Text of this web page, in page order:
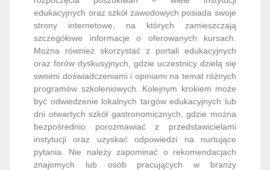
edukacyjnych oraz szkół zawodowych posiada swoje
strony internetowe, na których zamieszczają
szczegółowe informacje o oferowanych kursach.
Można również skorzystać z portali edukacyjnych
oraz forów dyskusyjnych, gdzie uczestnicy dzielą się
swoimi doświadczeniami i opiniami na temat różnych
programów szkoleniowych. Kolejnym krokiem może
być odwiedzenie lokalnych targów edukacyjnych lub
dni otwartych szkół gastronomicznych, gdzie można
bezpośrednio porozmawiać z przedstawicielami
instytucji oraz uzyskać odpowiedzi na nurtujące
pytania. Nie należy zapominać o rekomendacjach
znajomych lub osób pracujących w branży